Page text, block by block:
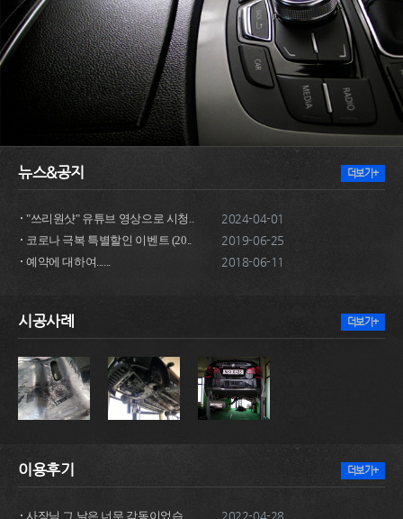
뉴스&공지
"쓰리원샷" 유튜브 영상으로 시청..
2024-04-01
코로나 극복 특별할인 이벤트 (20..
2019-06-25
예약에 대하여......
2018-06-11
더보기+
시공사례 더보기+
이용후기
사장님 그 날은 너무 감동이었습.. 2022-04-28
더보기+